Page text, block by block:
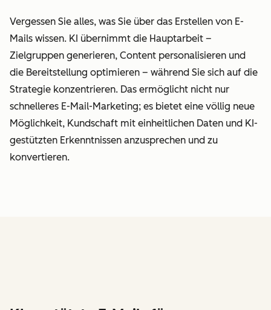
Vergessen Sie alles, was Sie über das Erstellen von E-
Mails wissen. KI übernimmt die Hauptarbeit –
Zielgruppen generieren, Content personalisieren und
die Bereitstellung optimieren – während Sie sich auf die
Strategie konzentrieren. Das ermöglicht nicht nur
schnelleres E-Mail-Marketing; es bietet eine völlig neue
Möglichkeit, Kundschaft mit einheitlichen Daten und KI-
gestützten Erkenntnissen anzusprechen und zu
konvertieren.